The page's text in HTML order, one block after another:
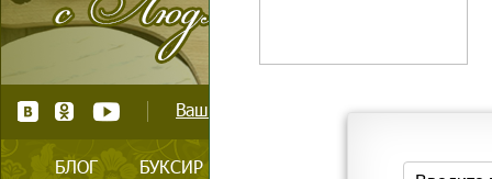
Ваш тренер по стройному образу
БЛОГ БУКСИР